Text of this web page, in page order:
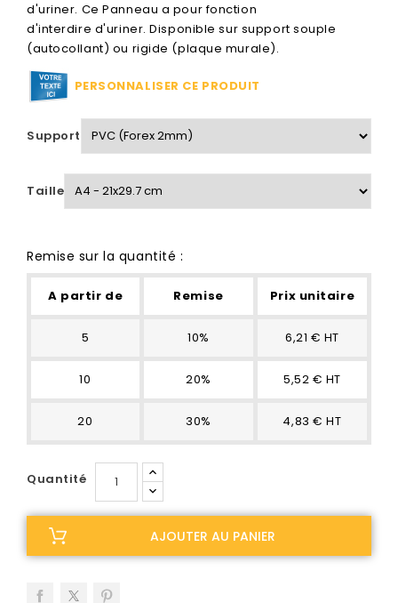
d'uriner. Ce Panneau a pour fonction
d'interdire d'uriner. Disponible sur support souple
(autocollant) ou rigide (plaque murale).
PERSONNALISER CE PRODUIT
Support
Taille
Remise sur la quantité :
A partir de Remise Prix unitaire
5 10% 6,21 € HT
10 20% 5,52 € HT
20 30% 4,83 € HT
Quantité
AJOUTER AU PANIER